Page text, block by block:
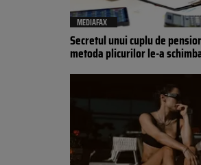
MEDIAFAX
Secretul unui cuplu de
metoda plicurilor le-a